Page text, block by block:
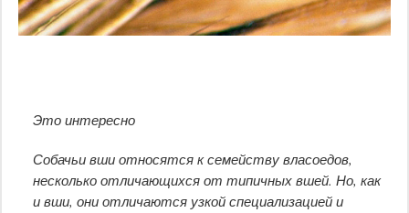
Это интересно
Собачьи вши относятся к семейству власоедов,
несколько отличающихся от типичных вшей. Но, как
и вши, они отличаются узкой специализацией и